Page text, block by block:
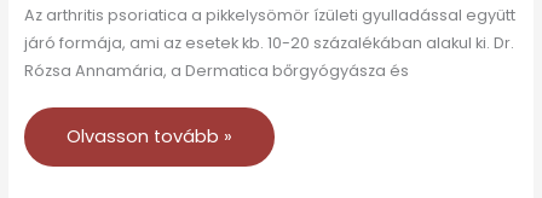
Az arthritis psoriatica a pikkelysömör ízületi gyulladással együtt
járó formája, ami az esetek kb. 10-20 százalékában alakul ki. Dr.
Rózsa Annamária, a Dermatica bőrgyógyásza és
Olvasson tovább »